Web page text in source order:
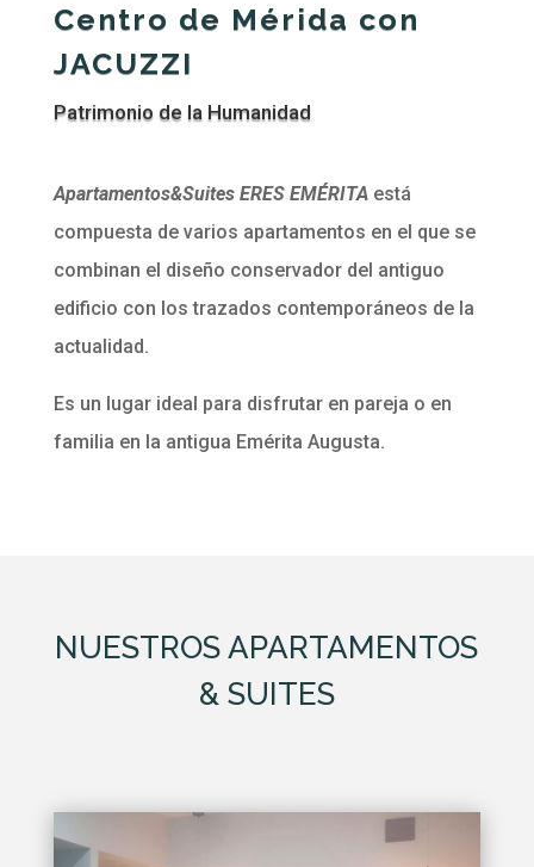
Centro de Mérida con
JACUZZI
Patrimonio de la Humanidad
Apartamentos&Suites ERES EMÉRITAestá
compuesta de varios apartamentos en el que se
combinan el diseño conservador del antiguo
edificio con los trazados contemporáneos de la
actualidad.
Es un lugar ideal para disfrutar en pareja o en
familia en la antigua Emérita Augusta.
NUESTROS APARTAMENTOS
& SUITES